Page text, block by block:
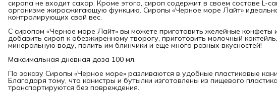
диабет.
сиропа не входит сахар. Кроме этого, сироп содержит в своем составе L-
организме жиросжигающую функцию. Сиропы «Черное море Лайт»
контролирующих свой вес.
С сиропом «Черное море Лайт» вы можете приготовить желейные
добавить сироп к обезжиренному творогу, приготовить молочный
минеральную воду, полить им блинчики и еще много разных вкусностей!
Максимальная дневная доза 100 мл.
По заказу Сиропы «Черное море» разливаются в удобные пластиковые
Благодаря тому, что канистры и бутылки изготовлены из пищевого
транспортируются без повреждения.